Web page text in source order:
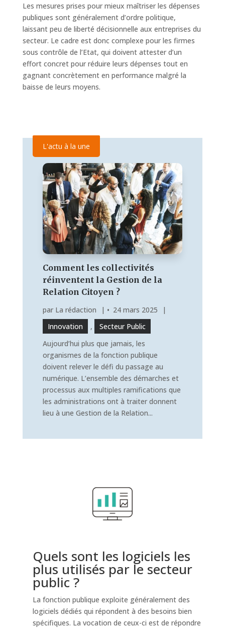
Les mesures prises pour mieux maîtriser les dépenses
publiques sont généralement d’ordre politique,
laissant peu de liberté décisionnelle aux entreprises du
secteur. Le cadre est donc complexe pour les firmes
sous contrôle de l’Etat, qui doivent attester d’un
effort concret pour réduire leurs dépenses tout en
gagnant concrètement en performance malgré la
baisse de leurs moyens.
Comment les collectivités
réinventent la Gestion de la
Relation Citoyen ?
par La rédaction | 24 mars 2025
|
Innovation
,
Secteur Public
Aujourd’hui plus que jamais, les
organismes de la fonction publique
doivent relever le défi du passage au
numérique. L’ensemble des démarches et
processus aux multiples ramifications que
les administrations ont à traiter donnent
lieu à une Gestion de la Relation...
Quels sont les logiciels les
plus utilisés par le secteur
public ?
La fonction publique exploite généralement des
logiciels dédiés qui répondent à des besoins bien
spécifiques. La vocation de ceux-ci est de répondre